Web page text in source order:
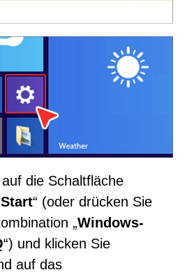
die Schaltfläche
“ (oder drücken Sie
„Windows-
“) und klicken Sie
auf das